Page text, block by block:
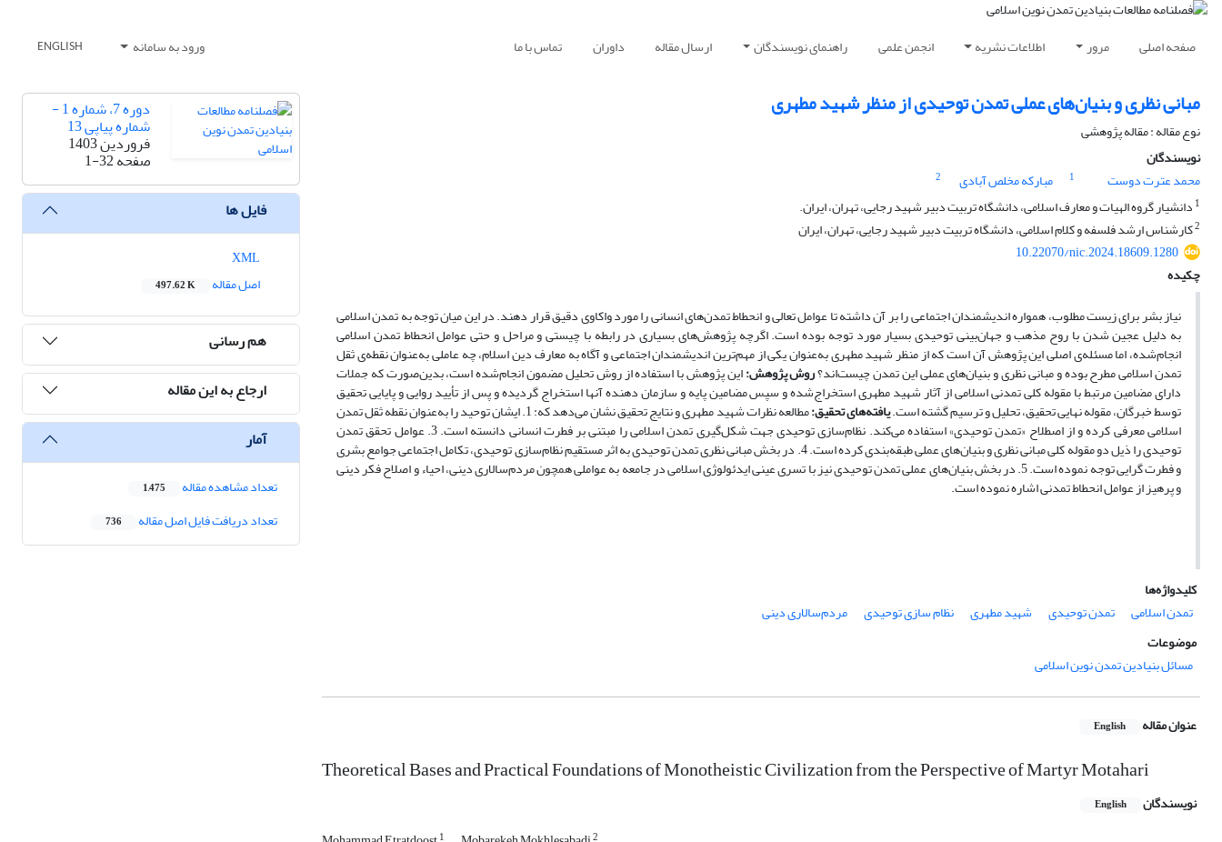
صفحه اصلی مرور اطلاعات نشریه انجمن علمی راهنمای نویسندگان ارسال مقاله داوران تماس با ما ورود به سامانه ENGLISH
مبانی نظری و بنیان‌های عملی تمدن توحیدی از منظر شهید مطهری
نوع مقاله : مقاله پژوهشی
نویسندگان
محمد عترت دوست
1 مبارکه مخلص آبادی
2
1 دانشیار گروه الهیات و معارف اسلامی، دانشگاه تربیت دبیر شهید رجایی، تهران، ایران.
2کارشناس ارشد فلسفه و کلام اسلامی، دانشگاه تربیت دبیر شهید رجایی، تهران، ایران
10.22070/nic.2024.18609.1280
چکیده
نیاز بشر برای زیست مطلوب، همواره اندیشمندان اجتماعی را بر آن داشته تا عوامل تعالی و انحطاط تمدن‌های انسانی را مورد واکاوی دقیق قرار دهند. در این میان توجه به تمدن اسلامی
به دلیل عجین شدن با روح مذهب و جهان‌بینی توحیدی بسیار مورد توجه بوده است. اگرچه پژوهش‌های بسیاری در رابطه با چیستی و مراحل و حتی عوامل انحطاط تمدن اسلامی
انجام‌شده، اما مسئله‌ی اصلی این پژوهش آن است که از منظر شهید مطهری به‌عنوان یکی از مهم‌ترین اندیشمندان اجتماعی و آگاه به معارف دین اسلام، چه عاملی به‌عنوان نقطه‌ی ثقل
تمدن اسلامی مطرح بوده و مبانی نظری و بنیان‌های عملی این تمدن چیست‌اند؟روش پژوهش:این پژوهش با استفاده از روش تحلیل مضمون انجام‌شده است، بدین‌صورت که جملات
دارای مضامین مرتبط با مقوله کلی تمدنی اسلامی از آثار شهید مطهری استخراج‌شده و سپس مضامین پایه و سازمان دهنده آنها استخراج گردیده و پس از تأیید روایی و پایایی تحقیق
توسط خبرگان، مقوله نهایی تحقیق، تحلیل و ترسیم گشته است.یافته‌های تحقیق: مطالعه نظرات شهید مطهری و نتایج تحقیق نشان می‌دهد که: 1. ایشان توحید را به‌عنوان نقطه ثقل تمدن
اسلامی معرفی کرده و از اصطلاح «تمدن توحیدی» استفاده می‌کند. نظام‌سازی توحیدی جهت شکل‌گیری تمدن اسلامی را مبتنی بر فطرت انسانی دانسته است. 3. عوامل تحقق تمدن
توحیدی را ذیل دو مقوله کلی مبانی نظری و بنیان‌های عملی طبقه‌بندی کرده است. 4. در بخش مبانی نظری تمدن توحیدی به اثر مستقیم نظام‌سازی توحیدی، تکامل اجتماعی جوامع بشری
و فطرت گرایی توجه نموده است. 5. در بخش بنیان‌های عملی تمدن توحیدی نیز با تسری عینی ایدئولوژی اسلامی در جامعه به عواملی همچون مردم‌سالاری دینی، احیاء و اصلاح فکر دینی
و پرهیز از عوامل انحطاط تمدنی اشاره نموده است.
کلیدواژه‌ها
تمدن اسلامی
تمدن توحیدی شهید مطهری نظام سازی توحیدی
مردم‌سالاری دینی
موضوعات
مسائل بنیادین تمدن نوین اسلامی
عنوان مقاله English
Theoretical Bases and Practical Foundations of Monotheistic Civilization from the Perspective of Martyr Motahari
نویسندگان English
1
2
دوره 7، شماره 1 -
شماره پیاپی 13
فروردین 1403
صفحه1-32
فایل ها
اصل مقاله
497.62 K
هم رسانی
ارجاع به این مقاله
آمار
تعداد مشاهده مقاله 1,475
تعداد دریافت فایل اصل مقاله 736